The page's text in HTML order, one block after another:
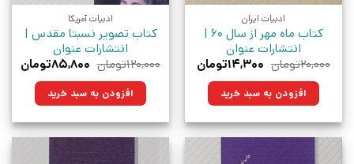
ادبیات ایران
کتاب ماه مهر از سال 60 |
انتشارات عنوان
۲۰,۰۰۰تومان قیمت
۲۰,۰۰۰تومان
بود.
۱۴,۳۰۰تومانقیمت
فعلی:
افزودن به سبد خرید
ادبیات آمریکا
کتاب تصویر نسبتا مقدس |
انتشارات عنوان
۱۲۰,۰۰۰تومان قیمت
۱۲۰,۰۰۰تومان
بود.
۸۵,۸۰۰تومان
افزودن به سبد خرید